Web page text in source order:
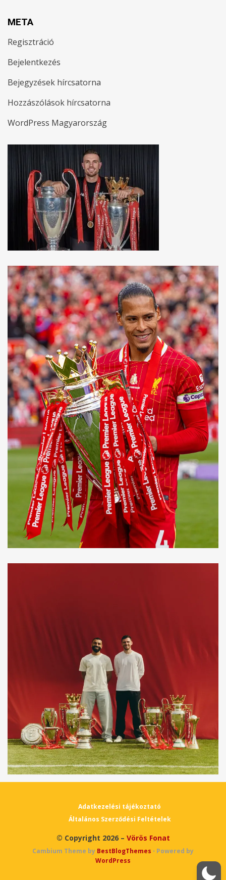
META
Regisztráció
Bejelentkezés
Bejegyzések hírcsatorna
Hozzászólások hírcsatorna
WordPress Magyarország
Adatkezelési tájékoztató
Általános Szerződési Feltételek
© Copyright 2026 – Vörös Fonat
Cambium Theme by BestBlogThemes ⋅ Powered by
WordPress